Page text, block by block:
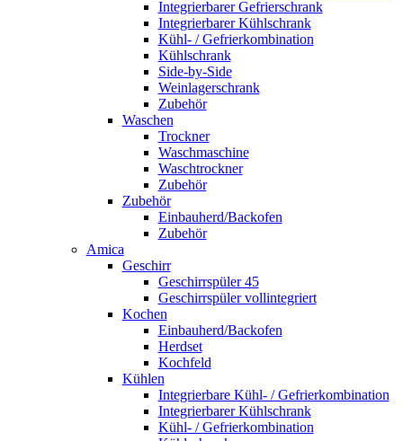
Integrierbarer Gefrierschrank
Integrierbarer Kühlschrank
Kühl- / Gefrierkombination
Kühlschrank
Side-by-Side
Weinlagerschrank
Zubehör
Waschen
Trockner
Waschmaschine
Waschtrockner
Zubehör
Zubehör
Einbauherd/Backofen
Zubehör
Amica
Geschirr
Geschirrspüler 45
Geschirrspüler vollintegriert
Kochen
Einbauherd/Backofen
Herdset
Kochfeld
Kühlen
Integrierbare Kühl- / Gefrierkombination
Integrierbarer Kühlschrank
Kühl- / Gefrierkombination